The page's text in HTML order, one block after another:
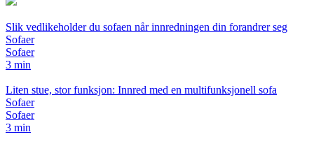
Slik vedlikeholder du sofaen når innredningen din forandrer seg
Sofaer
Sofaer
3 min
Liten stue, stor funksjon: Innred med en multifunksjonell sofa
Sofaer
Sofaer
3 min